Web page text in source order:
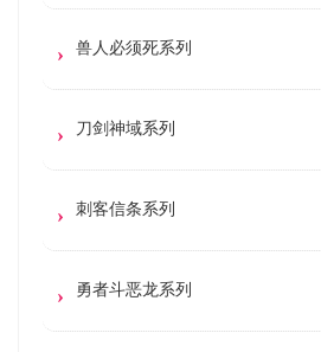
兽人必须死系列
刀剑神域系列
刺客信条系列
勇者斗恶龙系列